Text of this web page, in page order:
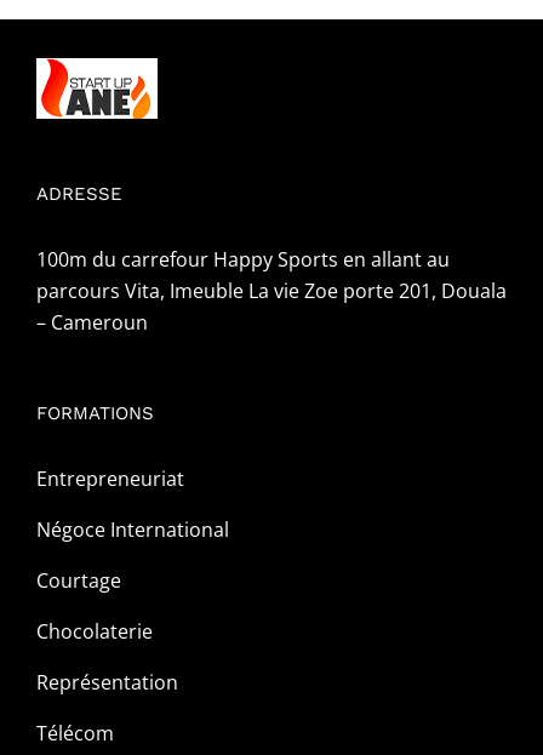
ADRESSE
100m du carrefour Happy Sports en allant au
parcours Vita, Imeuble La vie Zoe porte 201, Douala
– Cameroun
FORMATIONS
Entrepreneuriat
Négoce International
Courtage
Chocolaterie
Représentation
Télécom